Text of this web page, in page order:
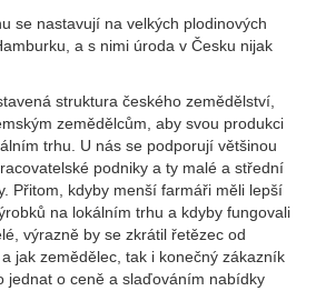
se nastavují na velkých plodinových
a s nimi úroda v Česku nijak
struktura českého zemědělství,
zemědělcům, aby svou produkci
trhu. U nás se podporují většinou
podniky a ty malé a střední
Přitom, kdyby menší farmáři měli lepší
na lokálním trhu a kdyby fungovali
výrazně by se zkrátil řetězec od
jak zemědělec, tak i konečný zákazník
jednat o ceně a slaďováním nabídky